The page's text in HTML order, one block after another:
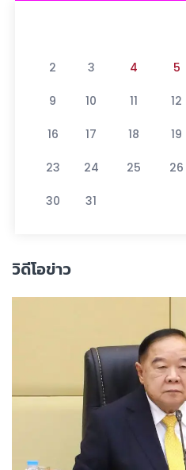
2 3 4 5
9 10 11 12
16 17 18 19
23 24 25 26
30 31
วิดีโอข่าว